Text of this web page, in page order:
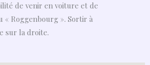
de venir en voiture et de
« Roggenbourg ». Sortir à
sur la droite.